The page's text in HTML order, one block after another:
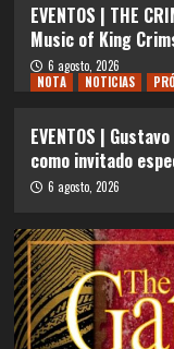
EVENTOS | THE
Music of King
6 agosto, 2026
NOTA
NOTICIAS
EVENTOS |
como invitado
6 agosto, 2026